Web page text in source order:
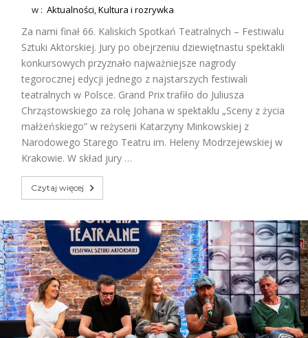
w :Aktualności,Kultura i rozrywka
Za nami finał 66. Kaliskich Spotkań Teatralnych – Festiwalu
Sztuki Aktorskiej. Jury po obejrzeniu dziewiętnastu spektakli
konkursowych przyznało najważniejsze nagrody
tegorocznej edycji jednego z najstarszych festiwali
teatralnych w Polsce. Grand Prix trafiło do Juliusza
Chrząstowskiego za rolę Johana w spektaklu „Sceny z życia
małżeńskiego” w reżyserii Katarzyny Minkowskiej z
Narodowego Starego Teatru im. Heleny Modrzejewskiej w
Krakowie. W skład jury …
Czytaj więcej